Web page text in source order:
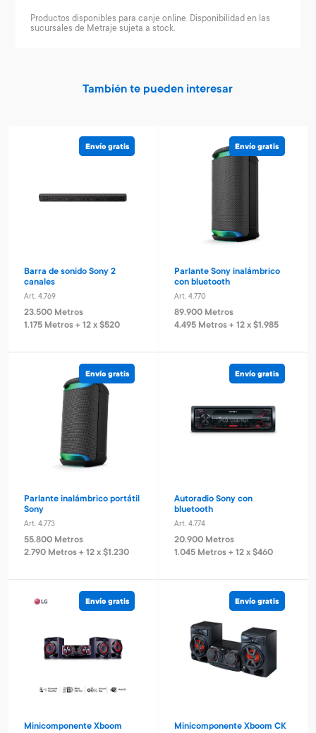
Productos disponibles para canje online. Disponibilidad en las
sucursales de Metraje sujeta a stock.
También te pueden interesar
Envío gratis
Barra de sonido Sony 2
canales
Art. 4.769
23.500 Metros
1.175 Metros + 12 x $520
Envío gratis
Parlante Sony inalámbrico
con bluetooth
Art. 4.770
89.900 Metros
4.495 Metros + 12 x $1.985
Envío gratis
Parlante inalámbrico portátil
Sony
Art. 4.773
55.800 Metros
2.790 Metros + 12 x $1.230
Envío gratis
Autoradio Sony con
bluetooth
Art. 4.774
20.900 Metros
1.045 Metros + 12 x $460
Envío gratis
Minicomponente Xboom
Envío gratis
Minicomponente Xboom CK